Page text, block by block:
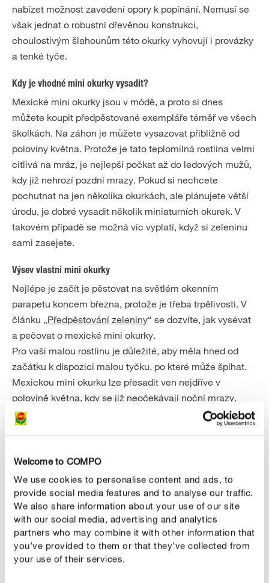
Welcome to COMPO
We use cookies to personalise content and ads, to
provide social media features and to analyse our traffic.
We also share information about your use of our site
with our social media, advertising and analytics
partners who may combine it with other information that
you’ve provided to them or that they’ve collected from
your use of their services.
nabízet možnost zavedení opory k popínání. Nemusí se
však jednat o robustní dřevěnou konstrukci,
choulostivým šlahounům této okurky vyhovují i provázky
a tenké tyče.
Kdy je vhodné mini okurky vysadit?
Mexické mini okurky jsou v módě, a proto si dnes
můžete koupit předpěstované exempláře téměř ve všech
školkách. Na záhon je můžete vysazovat přibližně od
poloviny května. Protože je tato teplomilná rostlina velmi
citlivá na mráz, je nejlepší počkat až do ledových mužů,
kdy již nehrozí pozdní mrazy. Pokud si nechcete
pochutnat na jen několika okurkách, ale plánujete větší
úrodu, je dobré vysadit několik miniaturních okurek. V
takovém případě se možná víc vyplatí, když si zeleninu
sami zasejete.
Výsev vlastní mini okurky
Nejlépe je začít je pěstovat na světlém okenním
parapetu koncem března, protože je třeba trpělivosti. V
článku „Předpěstování zeleniny“ se dozvíte, jak vysévat
a pečovat o mexické mini okurky.
Pro vaši malou rostlinu je důležité, aby měla hned od
začátku k dispozici malou tyčku, po které může šplhat.
Mexickou mini okurku lze přesadit ven nejdříve v
polovině května, kdy se již neočekávají noční mrazy.
Náš tip
Mexická mini okurka se cítí jako doma i ve velkém